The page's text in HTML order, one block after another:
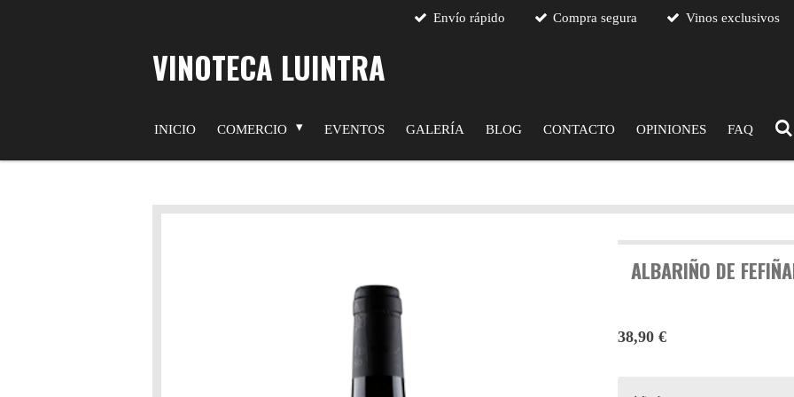
Envío rápido Compra segura Vinos exclusivos
VINOTECA LUINTRA
INICIO COMERCIO EVENTOS GALERÍA BLOG CONTACTO OPINIONES FAQ
ALBARIÑO DE
38,90 €